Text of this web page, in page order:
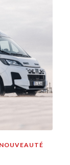
NOUVEAUTÉ